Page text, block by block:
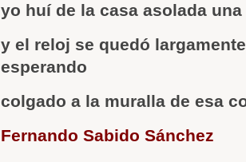
yo huí de la casa asolada
y el reloj se quedó
esperando
colgado a la muralla de esa
Fernando Sabido Sánchez